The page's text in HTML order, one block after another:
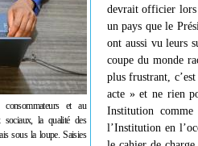
et au
sociaux, la qualité des
sous la loupe. Saisies
devrait officier lors
un pays que le
ont aussi vu leurs
coupe du monde
plus frustrant,
acte » et ne rien
Institution
l’Institution en